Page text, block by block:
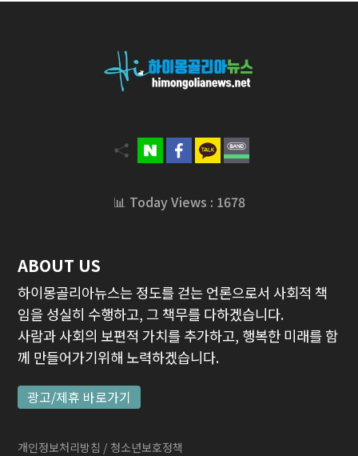
📊 Today Views : 1678
ABOUT US
하이몽골리아뉴스는 정도를 걷는 언론으로서 사회적 책
임을 성실히 수행하고, 그 책무를 다하겠습니다.
사람과 사회의 보편적 가치를 추가하고, 행복한 미래를 함
께 만들어가기위해 노력하겠습니다.
광고/제휴 바로가기
개인정보처리방침 / 청소년보호정책